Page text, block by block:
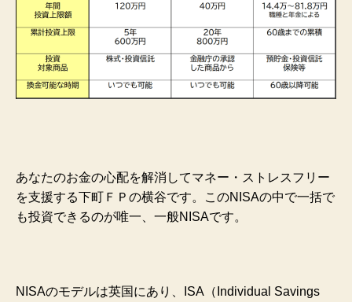
あなたのお金の心配を解消してマネー・ストレスフリー
を支援する下町ＦＰの横谷です。このNISAの中で一括で
も投資できるのが唯一、一般NISAです。
NISAのモデルは英国にあり、ISA（Individual Savings